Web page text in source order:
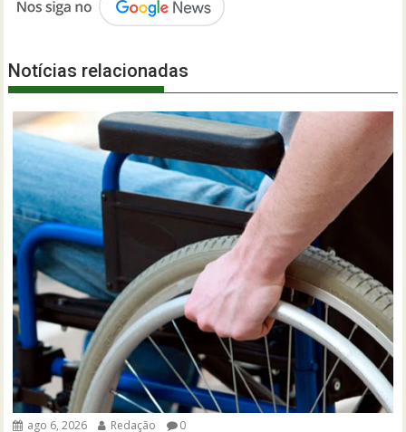
Notícias relacionadas
ago 6, 2026 Redação 0